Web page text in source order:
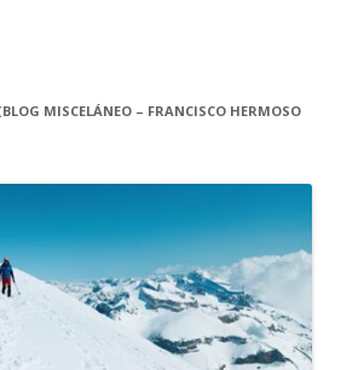
MISCELÁNEO – FRANCISCO HERMOSO